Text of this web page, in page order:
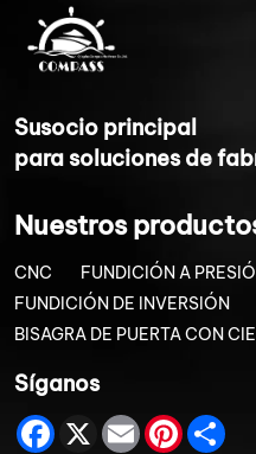
Susocio principal
para soluciones de
Nuestros
CNC
FUNDICIÓN A
FUNDICIÓN DE INVERSIÓN
BISAGRA DE PUERTA CON
Síganos
Facebook
X EmailPinterest